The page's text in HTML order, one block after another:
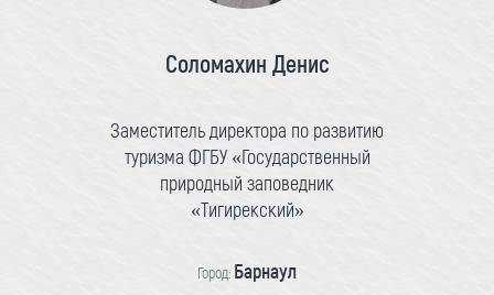
Соломахин Денис
Заместитель директора по развитию
туризма ФГБУ «Государственный
природный заповедник
«Тигирекский»
Город: Барнаул